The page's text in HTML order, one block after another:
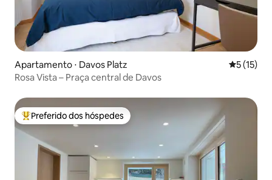
Apartamento ⋅ Davos Platz 5 de uma
5 (15)
Rosa Vista – Praça central de Davos
Entre os melhores preferidos dos hóspedes
Preferido dos hóspedes